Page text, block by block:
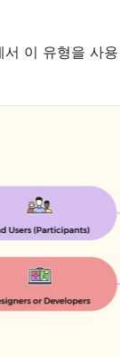
이 유형을 사